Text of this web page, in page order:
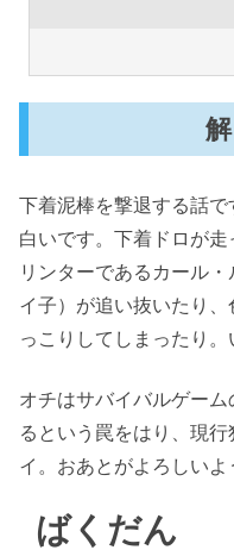
下着泥棒を撃退する話
白いです。下着ドロが
リンターであるカール
イ子）が追い抜いたり
っこりしてしまったり。
オチはサバイバルゲー
るという罠をはり、現
イ。おあとがよろしいよ
ばくだん